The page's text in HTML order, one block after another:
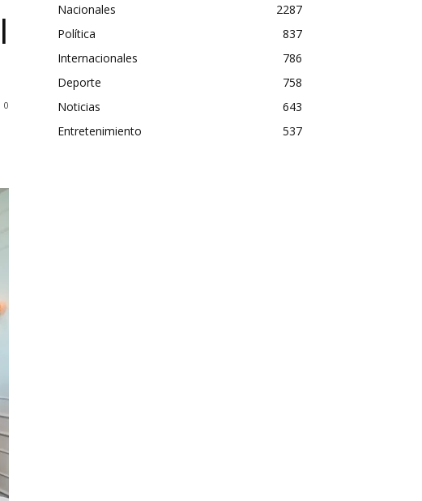
0
Nacionales
2287
Política
837
Internacionales
786
Deporte
758
Noticias
643
Entretenimiento
537